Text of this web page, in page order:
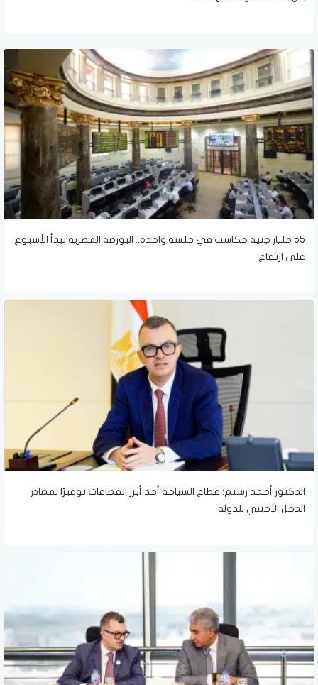
55 مليار جنيه مكاسب في جلسة واحدة.. البورصة المصرية تبدأ الأسبوع
على ارتفاع
الدكتور أحمد رستم: قطاع السياحة أحد أبرز القطاعات توفيرًا لمصادر
الدخل الأجنبي للدولة